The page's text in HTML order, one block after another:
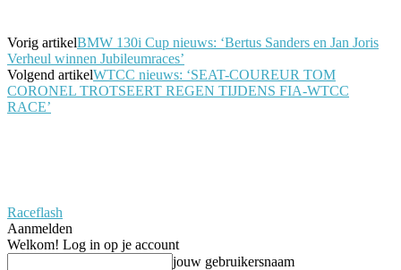
Vorig artikelBMW 130i Cup nieuws: ‘Bertus Sanders en Jan Joris
Verheul winnen Jubileumraces’
Volgend artikelWTCC nieuws: ‘SEAT-COUREUR TOM
CORONEL TROTSEERT REGEN TIJDENS FIA-WTCC
RACE’
Raceflash
Aanmelden
Welkom! Log in op je account
jouw gebruikersnaam